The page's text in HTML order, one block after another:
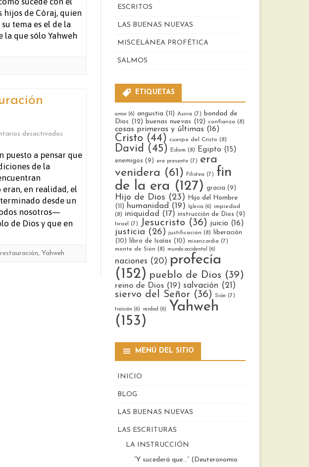
hijos de Córaj, quien
tema es el de la
que sólo Yahweh
desactivados
la
restauración
(Deuteronomio
puesto a pensar que
de la
en realidad, el
desde un
nosotros—
de Dios y que en
restauración, Yahweh
ESCRITOS
LAS BUENAS NUEVAS
MISCELÁNEA PROFÉTICA
SALMOS
ETIQUETAS
amor(6) angustia (11) Asiria (7) bondad de
Dios (12) buenas nuevas (12) confianza (8)
cosas primeras y últimas (16)
Cristo (44) cuerpo del Cristo (8)
David (45) Edom (8) Egipto (15)
enemigos (9) era presente(7) era
venidera (61) Filistea (7) fin
de la era (127) gracia (9)
Hijo de Dios (23)
Hijo del Hombre
(11)
humanidad (19) Iglesia (6) impiedad
(8) iniquidad (17) instrucción de Dios (9)
Israel (7) Jesucristo (36) juicio (16)
justicia (26) justificación (8)
liberación
(10)
libro de Isaías (10) misericordia (7)
monte de Sión (8) mundo occidental (6)
naciones (20) profecía
(152) pueblo de Dios (39)
reino de Dios(19) salvación (21)
siervo del Señor (36) Sión (7)
traición (6) verdad (6)
Yahweh
(153)
MENÚ DEL SITIO
INICIO
BLOG
LAS BUENAS NUEVAS
LAS ESCRITURAS
LA INSTRUCCIÓN
“Y sucederá que…” (Deuteronomio